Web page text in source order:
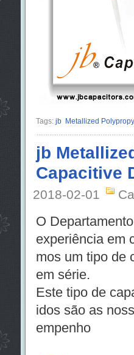
Tags: jb Metallized
jb
Capacitive
2018-02-01
O
experiência em
mos um tipo de
em série.
Este tipo de
idos são as
empenho